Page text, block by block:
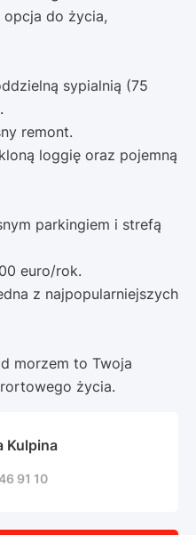
opcja do życia,
sypialnią (75
remont.
loggię oraz pojemną
parkingiem i strefą
euro/rok.
z najpopularniejszych
morzem to Twoja
życia.
Kulpina
91 10